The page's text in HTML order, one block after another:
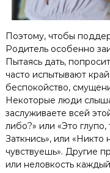
Поэтому, чтобы
Родитель особенно
Пытаясь дать,
часто испытывают
беспокойство,
Некоторые люди
заслуживаете всей
либо?» или «Это
Заткнись», или «Никто
чувствуешь». Другие
или неловкость